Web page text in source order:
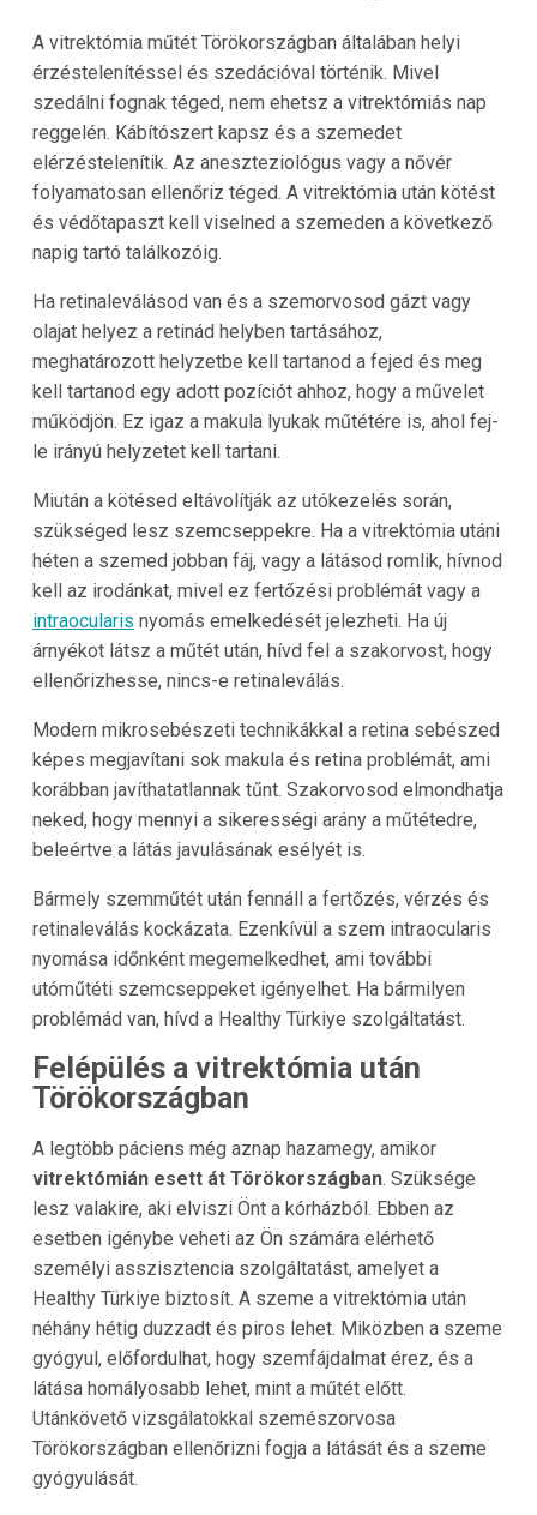
A vitrektómia műtét Törökországban általában helyi
érzéstelenítéssel és szedációval történik. Mivel
szedálni fognak téged, nem ehetsz a vitrektómiás nap
reggelén. Kábítószert kapsz és a szemedet
elérzéstelenítik. Az aneszteziológus vagy a nővér
folyamatosan ellenőriz téged. A vitrektómia után kötést
és védőtapaszt kell viselned a szemeden a következő
napig tartó találkozóig.
Ha retinaleválásod van és a szemorvosod gázt vagy
olajat helyez a retinád helyben tartásához,
meghatározott helyzetbe kell tartanod a fejed és meg
kell tartanod egy adott pozíciót ahhoz, hogy a művelet
működjön. Ez igaz a makula lyukak műtétére is, ahol fej-
le irányú helyzetet kell tartani.
Miután a kötésed eltávolítják az utókezelés során,
szükséged lesz szemcseppekre. Ha a vitrektómia utáni
héten a szemed jobban fáj, vagy a látásod romlik, hívnod
kell az irodánkat, mivel ez fertőzési problémát vagy a
intraocularis nyomás emelkedését jelezheti. Ha új
árnyékot látsz a műtét után, hívd fel a szakorvost, hogy
ellenőrizhesse, nincs-e retinaleválás.
Modern mikrosebészeti technikákkal a retina sebészed
képes megjavítani sok makula és retina problémát, ami
korábban javíthatatlannak tűnt. Szakorvosod elmondhatja
neked, hogy mennyi a sikerességi arány a műtétedre,
beleértve a látás javulásának esélyét is.
Bármely szemműtét után fennáll a fertőzés, vérzés és
retinaleválás kockázata. Ezenkívül a szem intraocularis
nyomása időnként megemelkedhet, ami további
utóműtéti szemcseppeket igényelhet. Ha bármilyen
problémád van, hívd a Healthy Türkiye szolgáltatást.
Felépülés a vitrektómia után
Törökországban
A legtöbb páciens még aznap hazamegy, amikor
vitrektómián esett át Törökországban. Szüksége
lesz valakire, aki elviszi Önt a kórházból. Ebben az
esetben igénybe veheti az Ön számára elérhető
személyi asszisztencia szolgáltatást, amelyet a
Healthy Türkiye biztosít. A szeme a vitrektómia után
néhány hétig duzzadt és piros lehet. Miközben a szeme
gyógyul, előfordulhat, hogy szemfájdalmat érez, és a
látása homályosabb lehet, mint a műtét előtt.
Utánkövető vizsgálatokkal szemészorvosa
Törökországban ellenőrizni fogja a látását és a szeme
gyógyulását.